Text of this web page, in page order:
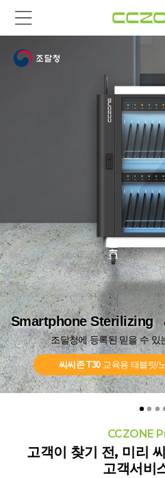
Smartphone Sterilizing
조달청에 등록된 믿을 수 있
씨씨존 201 플러스스
Smartphone Sterilizing
조달청에 등록된 믿을 수 있
씨씨존 T30교육용 태블릿/
Smartphone Sterilizing
조달청에 등록된 믿을 수 있
씨씨존 801 플러스스
Smartphone Sterilizing
씨씨존 401 플러스
Smartphone Sterilizing
씨씨존 201 플러스
Smartphone Sterilizing
조달청에 등록된 믿을 수 있
씨씨존 T30교육용 태블릿/
CCZONE
고객이 찾기 전, 미리
고객서비